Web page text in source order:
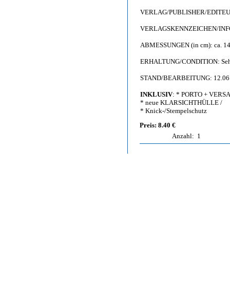
VERLAG/PUBLISHER/
VERLAGSKENNZEICHEN/
ABMESSUNGEN (in cm): ca.
ERHALTUNG/CONDITION:
STAND/BEARBEITUNG:
INKLUSIV: * PORTO +
* neue KLARSICHTHÜLLE /
* Knick-/Stempelschutz
Preis: 8.40 €
Anzahl: 1